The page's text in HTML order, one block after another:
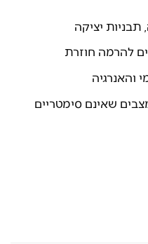
יציקה
להרמה חוזרת
והאנרגיה
שאינם סימטריים